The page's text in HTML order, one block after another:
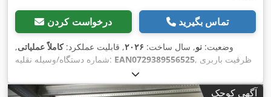
درخواست کردن تماس بگیرید
وضعیت: نو, سال ساخت: ۲۰۲۶, قابلیت عملکرد:کاملاً عملیاتی,
شماره دستگاه/وسیله نقلیه: EAN0729389556525, ظرفیت باربری
بار برای هر جفت خرپا (حداکثر):۳٬۲۵۰ کیلوگرم
, تعداد ردیف‌های
آگهی کوچک